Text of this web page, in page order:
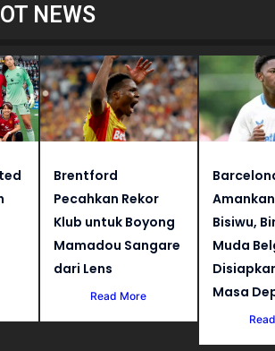
NEWS
Brentford
Pecahkan Rekor
Klub untuk Boyong
Mamadou Sangare
dari Lens
Read More
Bisiwu,
Muda
Masa